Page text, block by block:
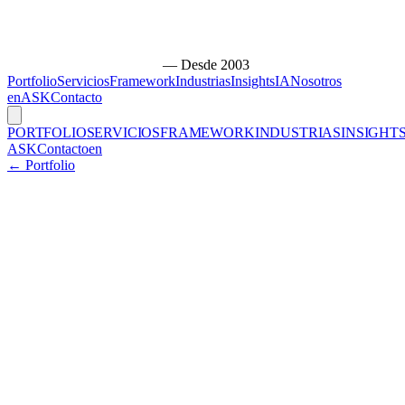
— Desde 2003
PortfolioServiciosFrameworkIndustriasInsightsIANosotros
enASKContacto
PORTFOLIOSERVICIOSFRAMEWORKINDUSTRIASINSIGHTS
ASKContactoen
← Portfolio